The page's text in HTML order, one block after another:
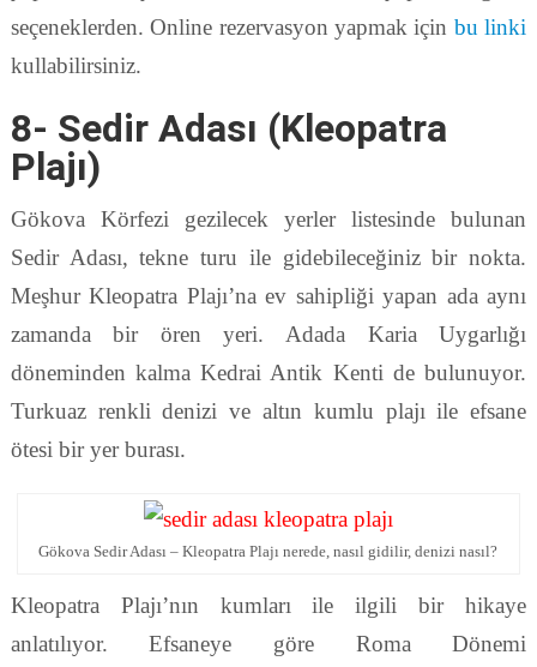
seçeneklerden. Online rezervasyon yapmak için bu linki
kullabilirsiniz.
8- Sedir Adası (Kleopatra
Plajı)
Gökova Körfezi gezilecek yerler listesinde bulunan
Sedir Adası, tekne turu ile gidebileceğiniz bir nokta.
Meşhur Kleopatra Plajı’na ev sahipliği yapan ada aynı
zamanda bir ören yeri. Adada Karia Uygarlığı
döneminden kalma Kedrai Antik Kenti de bulunuyor.
Turkuaz renkli denizi ve altın kumlu plajı ile efsane
ötesi bir yer burası.
Gökova Sedir Adası – Kleopatra Plajı nerede, nasıl gidilir, denizi nasıl?
Kleopatra Plajı’nın kumları ile ilgili bir hikaye
anlatılıyor. Efsaneye göre Roma Dönemi